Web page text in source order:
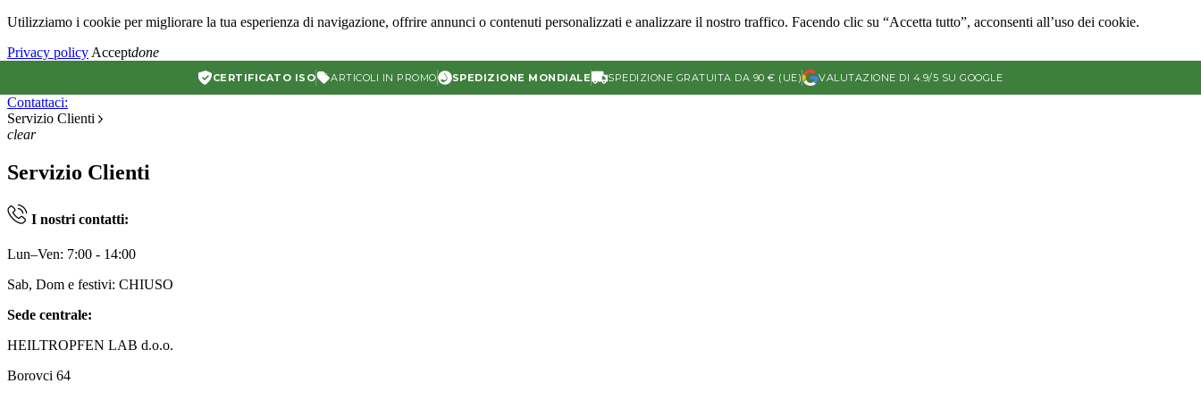
Utilizziamo i cookie per migliorare la tua esperienza di navigazione, offrire annunci o contenuti personalizzati e analizzare il nostro traffico. Facendo clic su “Accetta tutto”, acconsenti all’uso dei cookie.
Privacy policy Acceptdone
CERTIFICATO ISO ARTICOLI IN PROMO SPEDIZIONE MONDIALE SPEDIZIONE GRATUITA DA 90 € (UE) VALUTAZIONE DI 4.9/5 SU GOOGLE
Contattaci:
Servizio Clienti
clear
Servizio Clienti
I nostri contatti:
Lun–Ven: 7:00 - 14:00
Sab, Dom e festivi: CHIUSO
Sede centrale:
HEILTROPFEN LAB d.o.o.
Borovci 64